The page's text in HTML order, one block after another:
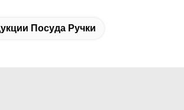
Посуда Ручки